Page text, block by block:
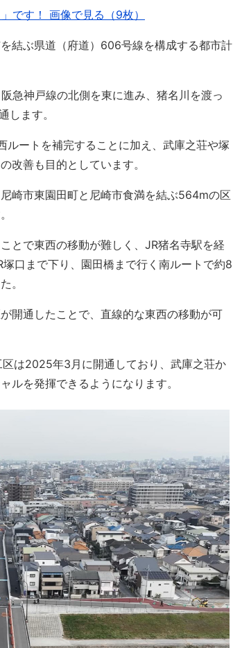
です！ 画像で見る（9枚）
結ぶ県道（府道）606号線を構成する都市計
急神戸線の北側を東に進み、猪名川を渡っ
します。
ートを補完することに加え、武庫之荘や塚
改善も目的としています。
崎市東園田町と尼崎市食満を結ぶ564mの区
とで東西の移動が難しく、JR猪名寺駅を経
口まで下り、園田橋まで行く南ルートで約8
。
開通したことで、直線的な東西の移動が可
は2025年3月に開通しており、武庫之荘か
ルを発揮できるようになります。